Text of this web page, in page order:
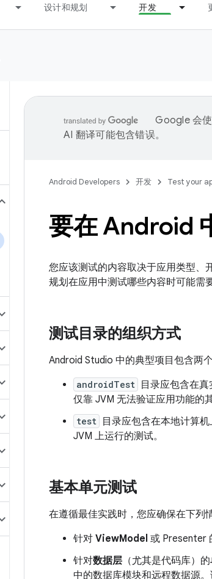
设计和规划 开发
Google 会
AI 翻译可能包含错误。
Android Developers 开发 Test your
要在 Android
您应该测试的内容取决于应用类型、
规划在应用中测试哪些内容时可能需
测试目录的组织方式
Android Studio 中的典型项目包含两
androidTest
目录应包含在
仅靠 JVM 无法验证应用功能的
test
目录应包含在本地计算
JVM 上运行的测试。
基本单元测试
在遵循最佳实践时，您应确保在下列
针对 ViewModel 或 Presenter
针对数据层 （尤其是代码库）的
中的数据库模块和远程数据源